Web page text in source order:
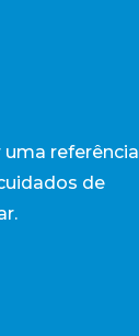
referência
de